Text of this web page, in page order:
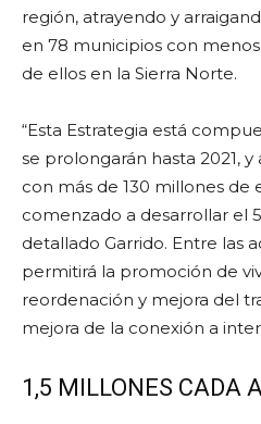
región, atrayendo y
en 78 municipios con
de ellos en la Sierra Norte.
“Esta Estrategia está
se prolongarán hasta 2021,
con más de 130 millones de
comenzado a desarrollar el
detallado Garrido. Entre las
permitirá la promoción de
reordenación y mejora del
mejora de la conexión a
1,5 MILLONES CADA